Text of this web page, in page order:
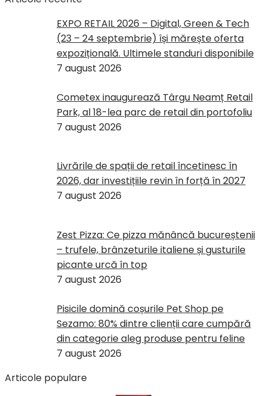
EXPO RETAIL 2026 – Digital, Green & Tech
(23 – 24 septembrie) își mărește oferta
expozițională. Ultimele standuri disponibile
7 august 2026
Cometex inaugurează Târgu Neamț Retail
Park, al 18-lea parc de retail din portofoliu
7 august 2026
Livrările de spații de retail încetinesc în
2026, dar investițiile revin în forță în 2027
7 august 2026
Zest Pizza: Ce pizza mănâncă bucureștenii
– trufele, brânzeturile italiene și gusturile
picante urcă în top
7 august 2026
Pisicile domină coșurile Pet Shop pe
Sezamo: 80% dintre clienții care cumpără
din categorie aleg produse pentru feline
7 august 2026
Articole populare